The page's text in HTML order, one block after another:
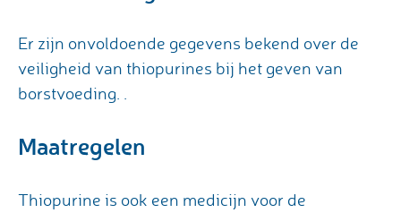
Er zijn onvoldoende gegevens bekend over de
veiligheid van thiopurines bij het geven van
borstvoeding. .
Maatregelen
Thiopurine is ook een medicijn voor de